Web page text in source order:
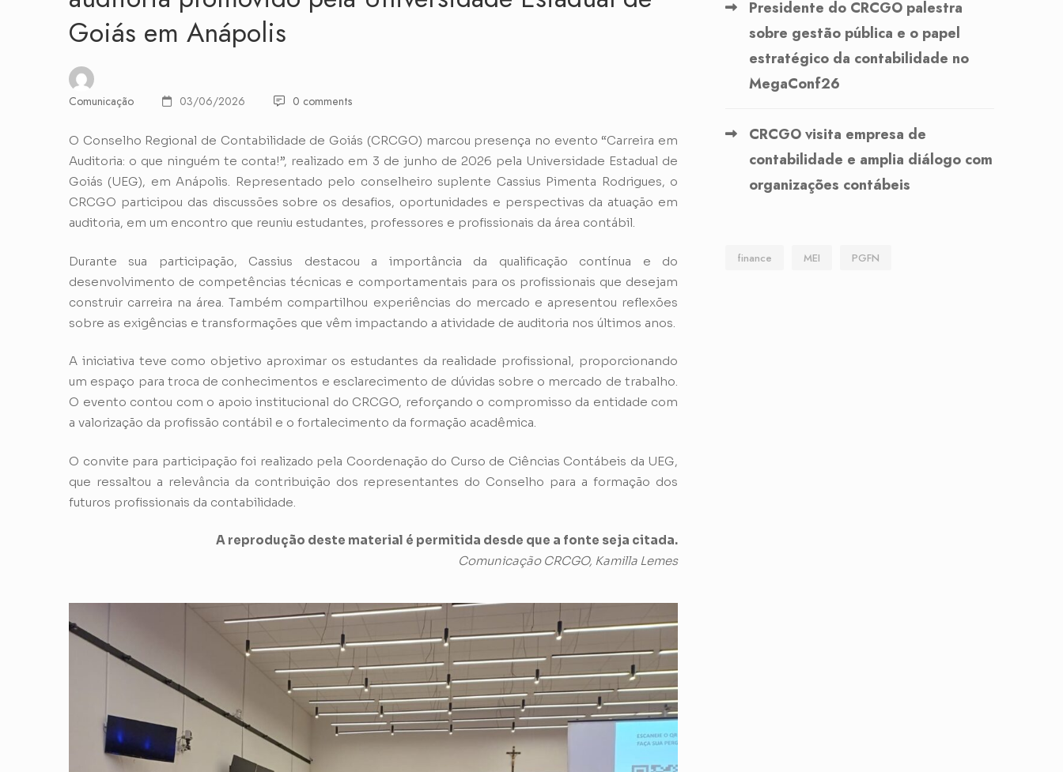
Goiás em Anápolis
Comunicação 03/06/2026 0 comments
O Conselho Regional de Contabilidade de Goiás (CRCGO) marcou presença no evento “Carreira em
Auditoria: o que ninguém te conta!”, realizado em 3 de junho de 2026 pela Universidade Estadual de
Goiás (UEG), em Anápolis. Representado pelo conselheiro suplente Cassius Pimenta Rodrigues, o
CRCGO participou das discussões sobre os desafios, oportunidades e perspectivas da atuação em
auditoria, em um encontro que reuniu estudantes, professores e profissionais da área contábil.
Durante sua participação, Cassius destacou a importância da qualificação contínua e do
desenvolvimento de competências técnicas e comportamentais para os profissionais que desejam
construir carreira na área. Também compartilhou experiências do mercado e apresentou reflexões
sobre as exigências e transformações que vêm impactando a atividade de auditoria nos últimos anos.
A iniciativa teve como objetivo aproximar os estudantes da realidade profissional, proporcionando
um espaço para troca de conhecimentos e esclarecimento de dúvidas sobre o mercado de trabalho.
O evento contou com o apoio institucional do CRCGO, reforçando o compromisso da entidade com
a valorização da profissão contábil e o fortalecimento da formação acadêmica.
O convite para participação foi realizado pela Coordenação do Curso de Ciências Contábeis da UEG,
que ressaltou a relevância da contribuição dos representantes do Conselho para a formação dos
futuros profissionais da contabilidade.
A reprodução deste material é permitida desde que a fonte seja citada.
Comunicação CRCGO, Kamilla Lemes
Presidente do CRCGO palestra
sobre gestão pública e o papel
estratégico da contabilidade no
MegaConf26
CRCGO visita empresa de
contabilidade e amplia diálogo com
organizações contábeis
finance MEI PGFN